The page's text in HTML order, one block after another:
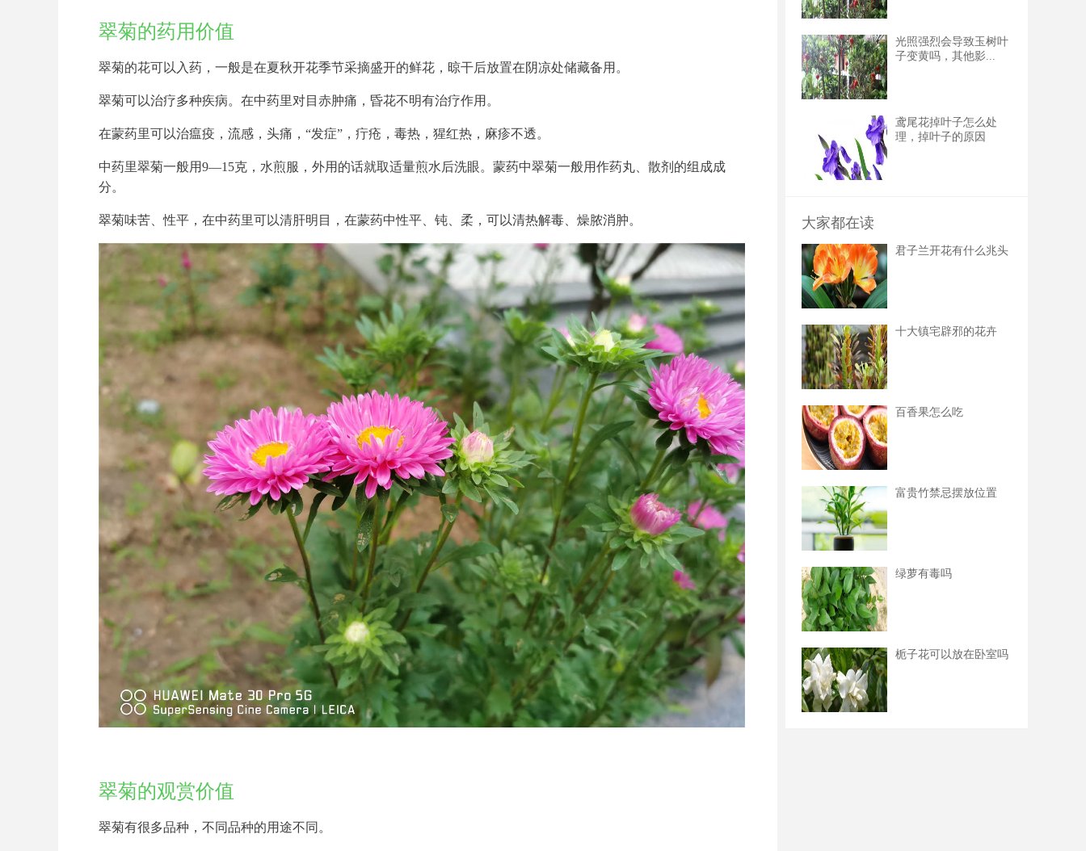
翠菊的药用价值
翠菊的花可以入药，一般是在夏秋开花季节采摘盛开的鲜花，晾干后放置在阴凉处储藏备用。
翠菊可以治疗多种疾病。在中药里对目赤肿痛，昏花不明有治疗作用。
在蒙药里可以治瘟疫，流感，头痛，“发症”，疔疮，毒热，猩红热，麻疹不透。
中药里翠菊一般用9—15克，水煎服，外用的话就取适量煎水后洗眼。蒙药中翠菊一般用作药丸、散剂的组成成
分。
翠菊味苦、性平，在中药里可以清肝明目，在蒙药中性平、钝、柔，可以清热解毒、燥脓消肿。
翠菊的观赏价值
翠菊有很多品种，不同品种的用途不同。
光照强烈会导致玉树叶
子变黄吗，其他影...
鸢尾花掉叶子怎么处
理，掉叶子的原因
大家都在读
君子兰开花有什么兆头
十大镇宅辟邪的花卉
百香果怎么吃
富贵竹禁忌摆放位置
绿萝有毒吗
栀子花可以放在卧室吗